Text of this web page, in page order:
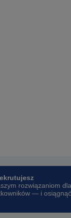
rozwiązaniom dla
— i osiągnąć